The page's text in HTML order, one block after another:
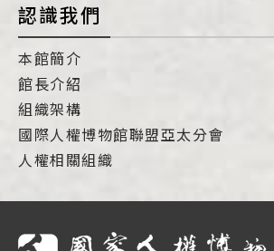
認識我們
本館簡介
館長介紹
組織架構
國際人權博物館聯盟亞太分會
人權相關組織